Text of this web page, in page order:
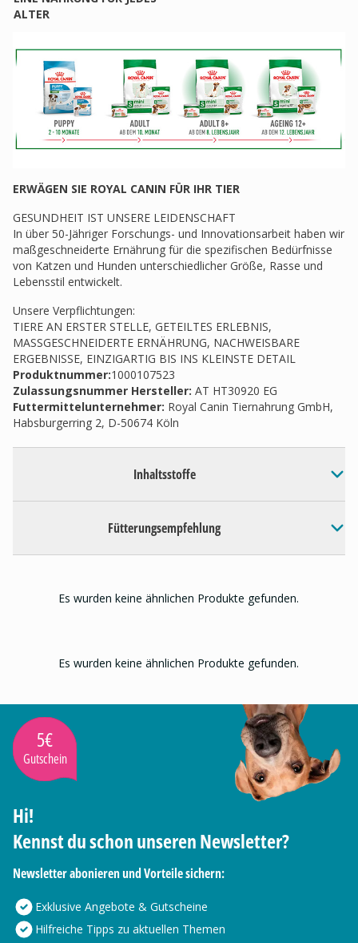
ALTER
ERWÄGEN SIE ROYAL CANIN FÜR IHR TIER
GESUNDHEIT IST UNSERE LEIDENSCHAFT
In über 50-Jähriger Forschungs- und Innovationsarbeit haben wir
maßgeschneiderte Ernährung für die spezifischen Bedürfnisse
von Katzen und Hunden unterschiedlicher Größe, Rasse und
Lebensstil entwickelt.
Unsere Verpflichtungen:
TIERE AN ERSTER STELLE, GETEILTES ERLEBNIS,
MASSGESCHNEIDERTE ERNÄHRUNG, NACHWEISBARE
ERGEBNISSE, EINZIGARTIG BIS INS KLEINSTE DETAIL
Produktnummer:1000107523
Zulassungsnummer Hersteller: AT HT30920 EG
Futtermittelunternehmer: Royal Canin Tiernahrung GmbH,
Habsburgerring 2, D-50674 Köln
Inhaltsstoffe
Fütterungsempfehlung
Es wurden keine ähnlichen Produkte gefunden.
Es wurden keine ähnlichen Produkte gefunden.
5€
Gutschein
Hi!
Kennst du schon unseren Newsletter?
Newsletter abonieren und Vorteile sichern:
Exklusive Angebote & Gutscheine
Hilfreiche Tipps zu aktuellen Themen